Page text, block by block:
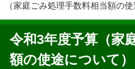
（家庭ごみ処理手数料相当額の使
令和3年度予算（家
額の使途について）